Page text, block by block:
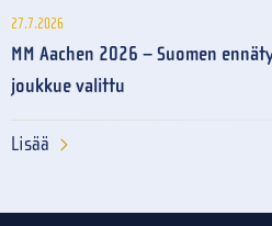
27.7.2026
MM Aachen 2026 – Suomen
joukkue valittu
Lisää